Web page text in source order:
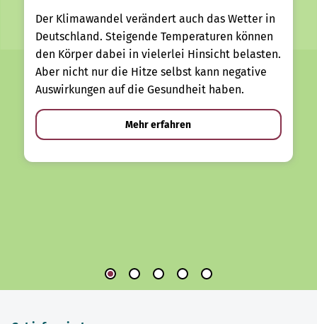
Der Klimawandel verändert auch das Wetter in
Deutschland. Steigende Temperaturen können
den Körper dabei in vielerlei Hinsicht belasten.
Aber nicht nur die Hitze selbst kann negative
Auswirkungen auf die Gesundheit haben.
Mehr erfahren